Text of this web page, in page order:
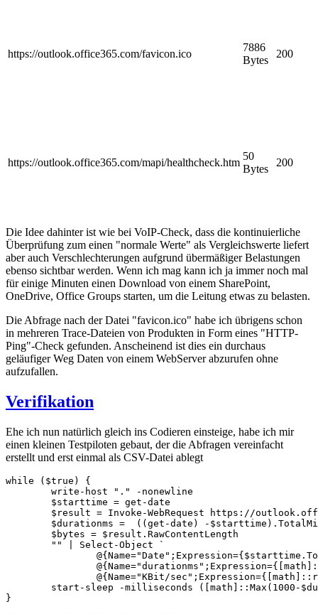
https://outlook.office365.com/favicon.ico
7886
Bytes
200
https://outlook.office365.com/mapi/healthcheck.htm
50
Bytes
200
Die Idee dahinter ist wie bei VoIP-Check, dass die kontinuierliche
Überprüfung zum einen "normale Werte" als Vergleichswerte liefert
aber auch Verschlechterungen aufgrund übermäßiger Belastungen
ebenso sichtbar werden. Wenn ich mag kann ich ja immer noch mal
für einige Minuten einen Download von einem SharePoint,
OneDrive, Office Groups starten, um die Leitung etwas zu belasten.
Die Abfrage nach der Datei "favicon.ico" habe ich übrigens schon
in mehreren Trace-Dateien von Produkten in Form eines "HTTP-
Ping"-Check gefunden. Anscheinend ist dies ein durchaus
geläufiger Weg Daten von einem WebServer abzurufen ohne
aufzufallen.
Verifikation
Ehe ich nun natürlich gleich ins Codieren einsteige, habe ich mir
einen kleinen Testpiloten gebaut, der die Abfragen vereinfacht
erstellt und erst einmal als CSV-Datei ablegt
while ($true) {
}